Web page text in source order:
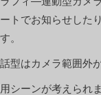
トでお知らせした
。
型はカメラ範囲外
シーンが考えられ